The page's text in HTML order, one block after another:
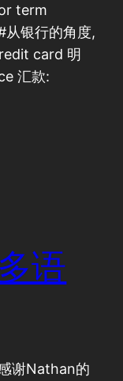
term
银行的角度,
card 明
汇款:
语
谢Nathan的